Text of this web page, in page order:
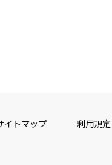
イトマップ 利用規定